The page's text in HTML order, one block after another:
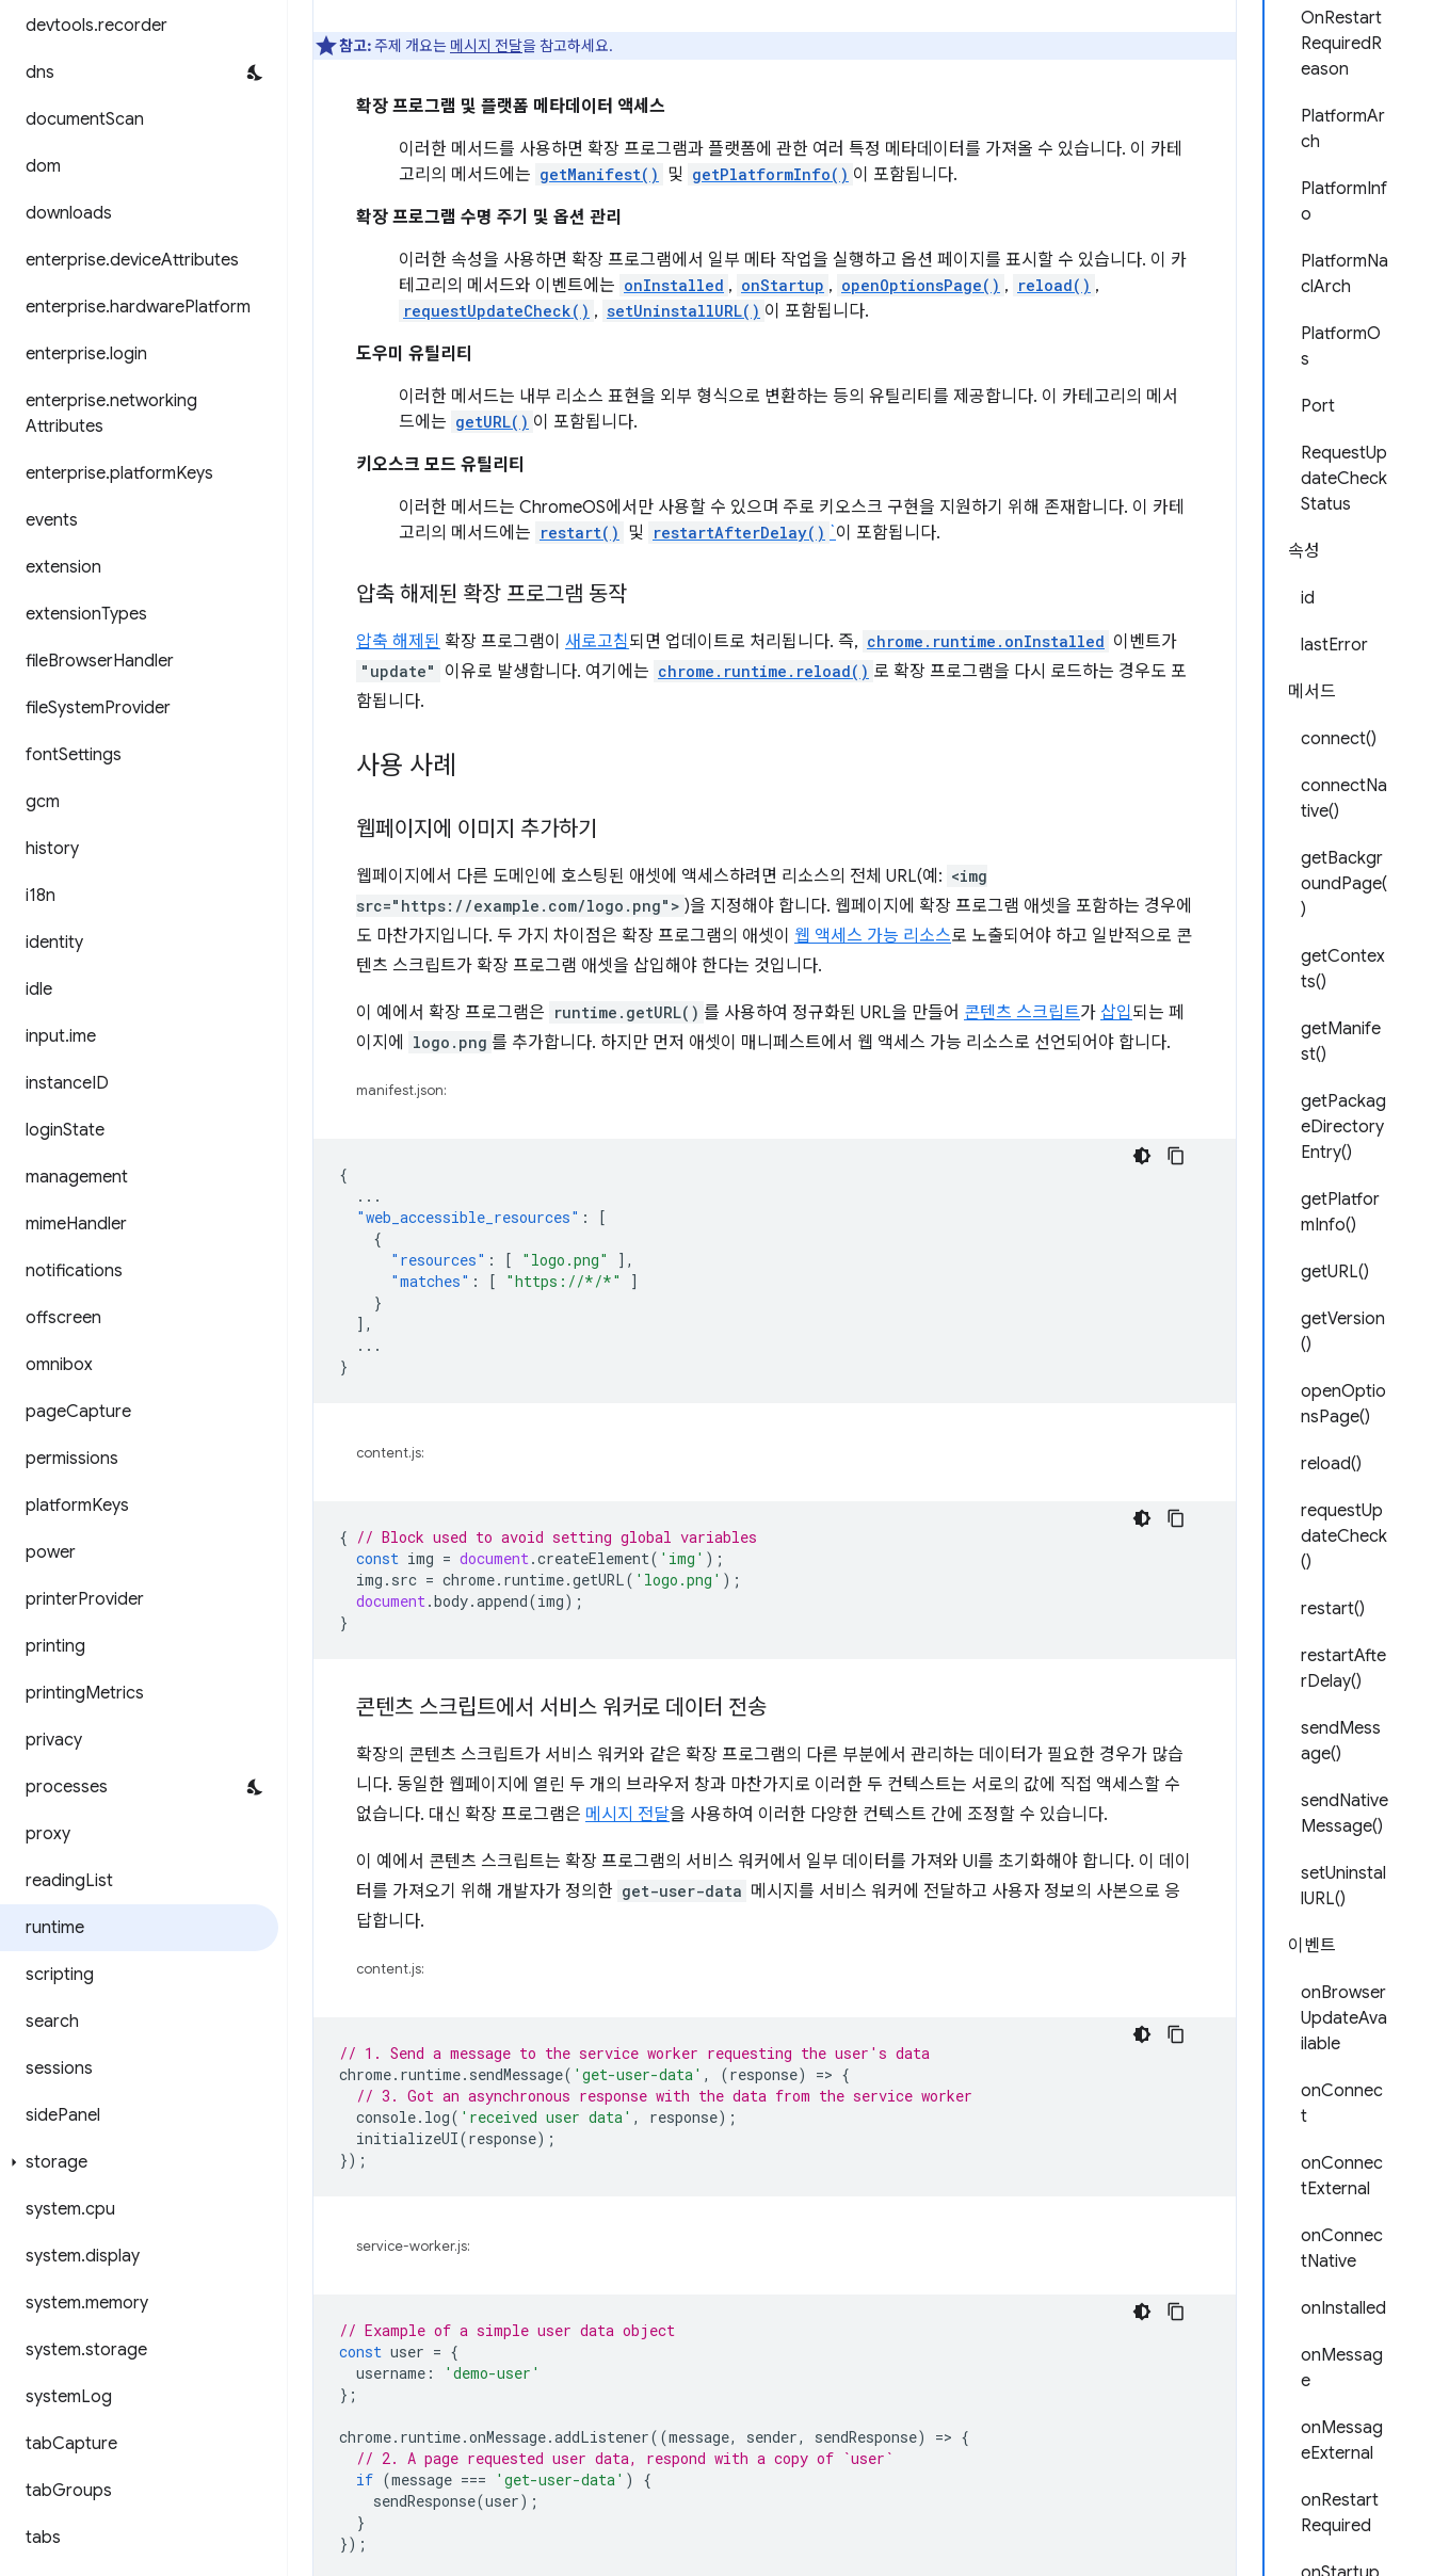
devtools.recorder
dns
documentScan
dom
downloads
enterprise.deviceAttributes
enterprise.hardwarePlatform
enterprise.login
enterprise.networking
Attributes
enterprise.platformKeys
events
extension
extensionTypes
fileBrowserHandler
fileSystemProvider
fontSettings
gcm
history
i18n
identity
idle
input.ime
instanceID
loginState
management
mimeHandler
notifications
offscreen
omnibox
pageCapture
permissions
platformKeys
power
printerProvider
printing
printingMetrics
privacy
processes
proxy
readingList
runtime
scripting
search
sessions
sidePanel
storage
system.cpu
system.display
system.memory
system.storage
systemLog
tabCapture
tabGroups
tabs
OnRestart
RequiredR
eason
PlatformAr
ch
PlatformInf
o
PlatformNa
clArch
PlatformO
s
Port
RequestUp
dateCheck
Status
속성
id
lastError
메서드
connect()
connectNa
tive()
getBackgr
oundPage(
)
getContex
ts()
getManife
st()
getPackag
eDirectory
Entry()
getPlatfor
mInfo()
getURL()
getVersion
()
openOptio
nsPage()
reload()
requestUp
dateCheck
()
restart()
restartAfte
rDelay()
sendMess
age()
sendNative
Message()
setUninstal
lURL()
이벤트
onBrowser
UpdateAva
ilable
onConnec
t
onConnec
tExternal
onConnec
tNative
onInstalled
onMessag
e
onMessag
eExternal
onRestart
Required
참고:주제 개요는 메시지 전달을 참고하세요.
확장 프로그램 및 플랫폼 메타데이터 액세스
이러한 메서드를 사용하면 확장 프로그램과 플랫폼에 관한 여러 특정 메타데이터를 가져올 수 있습니다. 이 카테
고리의 메서드에는 getManifest() 및 getPlatformInfo() 이 포함됩니다.
확장 프로그램 수명 주기 및 옵션 관리
이러한 속성을 사용하면 확장 프로그램에서 일부 메타 작업을 실행하고 옵션 페이지를 표시할 수 있습니다. 이 카
테고리의 메서드와 이벤트에는 onInstalled , onStartup , openOptionsPage() , reload() ,
requestUpdateCheck() , setUninstallURL() 이 포함됩니다.
도우미 유틸리티
이러한 메서드는 내부 리소스 표현을 외부 형식으로 변환하는 등의 유틸리티를 제공합니다. 이 카테고리의 메서
드에는 getURL() 이 포함됩니다.
키오스크 모드 유틸리티
이러한 메서드는 ChromeOS에서만 사용할 수 있으며 주로 키오스크 구현을 지원하기 위해 존재합니다. 이 카테
고리의 메서드에는 restart() 및 restartAfterDelay() `이 포함됩니다.
압축 해제된 확장 프로그램 동작
압축 해제된 확장 프로그램이 새로고침되면 업데이트로 처리됩니다. 즉, chrome.runtime.onInstalled 이벤트가
"update" 이유로 발생합니다. 여기에는 chrome.runtime.reload() 로 확장 프로그램을 다시 로드하는 경우도 포
함됩니다.
사용 사례
웹페이지에 이미지 추가하기
웹페이지에서 다른 도메인에 호스팅된 애셋에 액세스하려면 리소스의 전체 URL(예: <img
src="https://example.com/logo.png"> )을 지정해야 합니다. 웹페이지에 확장 프로그램 애셋을 포함하는 경우에
도 마찬가지입니다. 두 가지 차이점은 확장 프로그램의 애셋이 웹 액세스 가능 리소스로 노출되어야 하고 일반적으로 콘
텐츠 스크립트가 확장 프로그램 애셋을 삽입해야 한다는 것입니다.
이 예에서 확장 프로그램은 runtime.getURL() 를 사용하여 정규화된 URL을 만들어 콘텐츠 스크립트가 삽입 되는 페
이지에
logo.png 를 추가합니다. 하지만 먼저 애셋이 매니페스트에서 웹 액세스 가능 리소스로 선언되어야 합니다.
manifest.json:
{
...
"web_accessible_resources" :
[
{
"resources" : [ "logo.png"
],
"matches" : [ "https://*/*"
]
}
],
...
}
content.js:
{ // Block used to avoid setting global variables
const img = document.createElement( 'img' );
img . src = chrome. runtime.getURL( 'logo.png' );
document.body.append(img);
}
콘텐츠 스크립트에서 서비스 워커로 데이터 전송
확장의 콘텐츠 스크립트가 서비스 워커와 같은 확장 프로그램의 다른 부분에서 관리하는 데이터가 필요한 경우가 많습
니다. 동일한 웹페이지에 열린 두 개의 브라우저 창과 마찬가지로 이러한 두 컨텍스트는 서로의 값에 직접 액세스할 수
없습니다. 대신 확장 프로그램은 메시지 전달을 사용하여 이러한 다양한 컨텍스트 간에 조정할 수 있습니다.
이 예에서 콘텐츠 스크립트는 확장 프로그램의 서비스 워커에서 일부 데이터를 가져와 UI를 초기화해야 합니다. 이 데이
터를 가져오기 위해 개발자가 정의한 get-user-data 메시지를 서비스 워커에 전달하고 사용자 정보의 사본으로 응
답합니다.
content.js:
// 1. Send a message to the service worker requesting the user's data
chrome. runtime. sendMessage( 'get-user-data' , (response) => {
// 3. Got an asynchronous response with the data from the service worker
console. log( 'received user data' , response);
initializeUI(response);
});
service-worker.js:
// Example of a simple user data object
const user = {
username :
'demo-user'
};
chrome. runtime.onMessage.addListener((message, sender, sendResponse) => {
// 2. A page requested user data, respond with a copy of `user`
if (message === 'get-user-data' )
{
sendResponse(user);
}
});